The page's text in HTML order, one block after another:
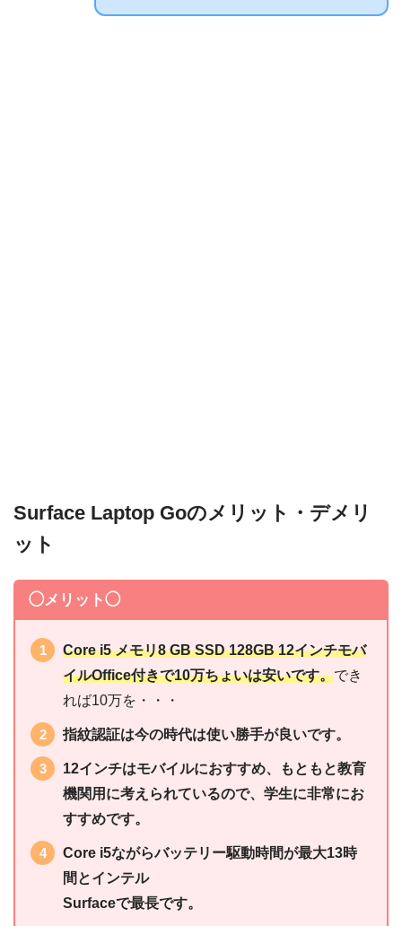
Surface Laptop Goのメリット・デメリ
ット
◯メリット◯
Core i5 メモリ8 GB SSD 128GB 12インチモバ
イルOffice付きで10万ちょいは安いです。でき
れば10万を・・・
指紋認証は今の時代は使い勝手が良いです。
12インチはモバイルにおすすめ、もともと教育
機関用に考えられているので、学生に非常にお
すすめです。
Core i5ながらバッテリー駆動時間が最大13時
間とインテル
Surfaceで最長です。